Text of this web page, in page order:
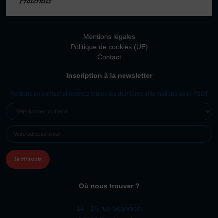
Mentions légales
Politique de cookies (UE)
Contact
Inscription à la newsletter
Restons en contact et recevez toutes les dernières informations de la FSGT
UN
(NÉCESSAIRE)
MAIL
Où nous trouver ?
14 - 16 rue Scandicci